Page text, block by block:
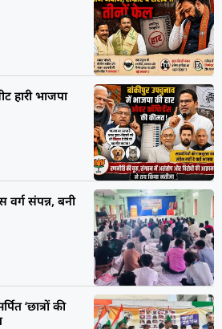
हारी भाजपा
वर्ग संपन्न, बनी
‘छात्रों की